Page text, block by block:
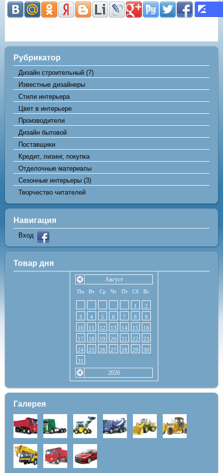
Рубрикатор
Дизайн строительный (7)
Известные дизайнеры
Стили интерьера
Цвет в интерьере
Производители
Дизайн бытовой
Поставщики
Кредит, лизинг, покупка
Отделочные материалы
Сезонные интерьеры (3)
Творчество читателей
Навигация
Вход
Товар дня
Август
Пн Вт Ср Чт Пт Сб Вс
1
2
3
4 5 6 7 8
9
10
11 12 13 14 15
16
17
18 19 20 21 22
23
24
25 26 27 28 29
30
31
2026
Галерея